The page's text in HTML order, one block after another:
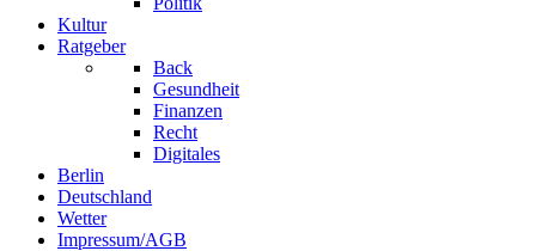
Kultur
Ratgeber
Back
Gesundheit
Finanzen
Recht
Digitales
Berlin
Deutschland
Wetter
Impressum/AGB